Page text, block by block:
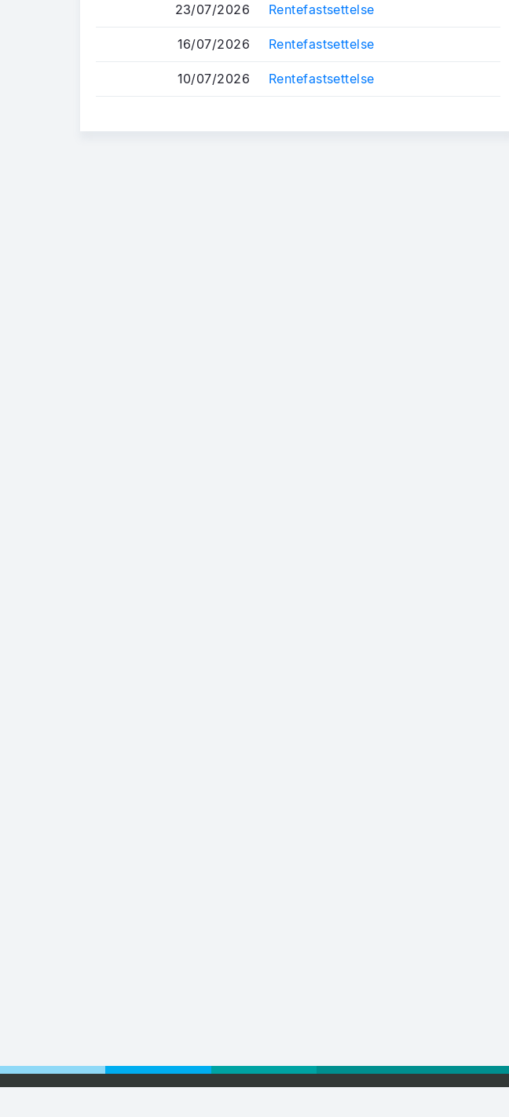
23/07/2026 Rentefastsettelse
16/07/2026 Rentefastsettelse
10/07/2026 Rentefastsettelse